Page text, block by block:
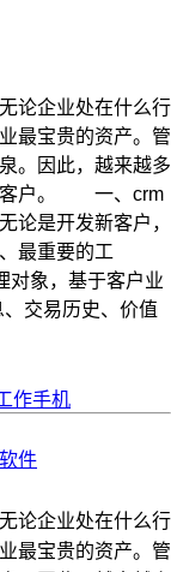
论企业处在什么行
最宝贵的资产。管
。因此，越来越多
客户。 一、crm
是开发新客户，
最重要的工
象，基于客户业
交易历史、价值
作手机
件
论企业处在什么行
最宝贵的资产。管